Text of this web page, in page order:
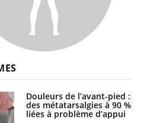
Douleurs de l’avant-pied :
des métatarsalgies à 90 %
liées à problème d’appui